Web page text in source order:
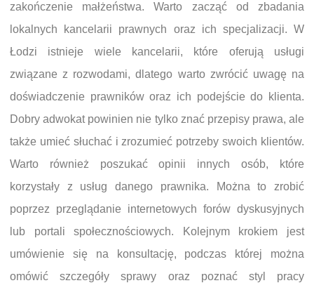
zakończenie małżeństwa. Warto zacząć od zbadania
lokalnych kancelarii prawnych oraz ich specjalizacji. W
Łodzi istnieje wiele kancelarii, które oferują usługi
związane z rozwodami, dlatego warto zwrócić uwagę na
doświadczenie prawników oraz ich podejście do klienta.
Dobry adwokat powinien nie tylko znać przepisy prawa, ale
także umieć słuchać i zrozumieć potrzeby swoich klientów.
Warto również poszukać opinii innych osób, które
korzystały z usług danego prawnika. Można to zrobić
poprzez przeglądanie internetowych forów dyskusyjnych
lub portali społecznościowych. Kolejnym krokiem jest
umówienie się na konsultację, podczas której można
omówić szczegóły sprawy oraz poznać styl pracy